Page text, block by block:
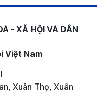
- XÃ HỘI VÀ DÂN
Việt Nam
Xuân Thọ, Xuân